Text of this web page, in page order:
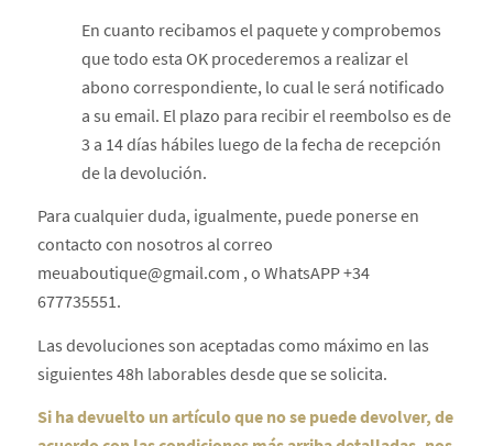
En cuanto recibamos el paquete y comprobemos
que todo esta OK procederemos a realizar el
abono correspondiente, lo cual le será notificado
a su email. El plazo para recibir el reembolso es de
3 a 14 días hábiles luego de la fecha de recepción
de la devolución.
Para cualquier duda, igualmente, puede ponerse en
contacto con nosotros al correo
meuaboutique@gmail.com , o WhatsAPP +34
677735551.
Las devoluciones son aceptadas como máximo en las
siguientes 48h laborables desde que se solicita.
Si ha devuelto un artículo que no se puede devolver, de